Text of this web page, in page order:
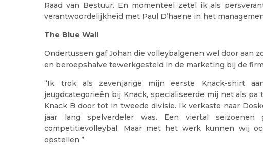
Raad van Bestuur. En momenteel zetel ik als
verantwoordelijkheid met Paul D’haene in het
The Blue Wall
Ondertussen gaf Johan die volleybalgenen wel door aan
en beroepshalve tewerkgesteld in de marketing bij de
“Ik trok als zevenjarige mijn eerste Knack-shirt
jeugdcategorieën bij Knack, specialiseerde mij net als
Knack B door tot in tweede divisie. Ik verkaste naar
jaar lang spelverdeler was. Een viertal
competitievolleybal. Maar met het werk kunnen wij
opstellen.”